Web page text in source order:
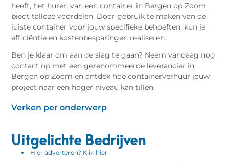
heeft, het huren van een container in Bergen op Zoom
biedt talloze voordelen. Door gebruik te maken van de
juiste container voor jouw specifieke behoeften, kun je
efficiëntie en kostenbesparingen realiseren.
Ben je klaar om aan de slag te gaan? Neem vandaag nog
contact op met een gerenommeerde leverancier in
Bergen op Zoom en ontdek hoe containerverhuur jouw
project naar een hoger niveau kan tillen.
Verken per onderwerp
Uitgelichte Bedrijven
Hier adverteren? Klik hier